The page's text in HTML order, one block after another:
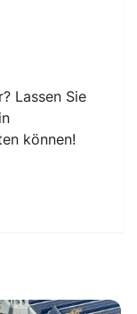
Lassen Sie
können!